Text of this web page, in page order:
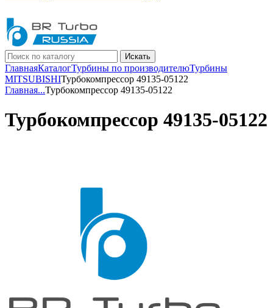
Искать
ГлавнаяКаталогТурбины по производителюТурбины
MITSUBISHIТурбокомпрессор 49135-05122
Главная...Турбокомпрессор 49135-05122
Турбокомпрессор 49135-05122